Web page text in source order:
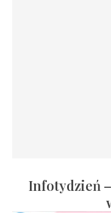
Infotydzień